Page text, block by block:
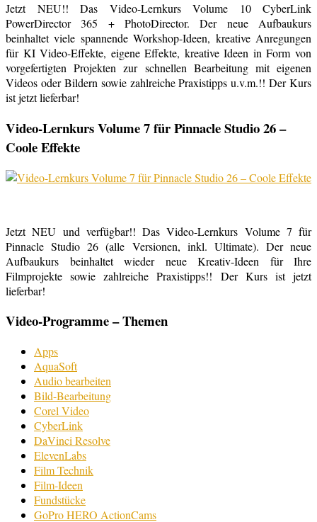
Jetzt NEU!! Das Video-Lernkurs Volume 10 CyberLink
PowerDirector 365 + PhotoDirector. Der neue Aufbaukurs
beinhaltet viele spannende Workshop-Ideen, kreative Anregungen
für KI Video-Effekte, eigene Effekte, kreative Ideen in Form von
vorgefertigten Projekten zur schnellen Bearbeitung mit eigenen
Videos oder Bildern sowie zahlreiche Praxistipps u.v.m.!! Der Kurs
ist jetzt lieferbar!
Video-Lernkurs Volume 7 für Pinnacle Studio 26 –
Coole Effekte
Jetzt NEU und verfügbar!! Das Video-Lernkurs Volume 7 für
Pinnacle Studio 26 (alle Versionen, inkl. Ultimate). Der neue
Aufbaukurs beinhaltet wieder neue Kreativ-Ideen für Ihre
Filmprojekte sowie zahlreiche Praxistipps!! Der Kurs ist jetzt
lieferbar!
Video-Programme – Themen
Apps
AquaSoft
Audio bearbeiten
Bild-Bearbeitung
Corel Video
CyberLink
DaVinci Resolve
ElevenLabs
Film Technik
Film-Ideen
Fundstücke
GoPro HERO ActionCams